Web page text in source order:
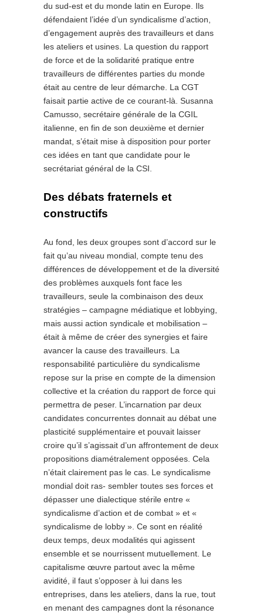
du sud-est et du monde latin en Europe. Ils
défendaient l’idée d’un syndicalisme d’action,
d’engagement auprès des travailleurs et dans
les ateliers et usines. La question du rapport
de force et de la solidarité pratique entre
travailleurs de différentes parties du monde
était au centre de leur démarche. La CGT
faisait partie active de ce courant-là. Susanna
Camusso, secrétaire générale de la CGIL
italienne, en fin de son deuxième et dernier
mandat, s’était mise à disposition pour porter
ces idées en tant que candidate pour le
secrétariat général de la CSI.
Des débats fraternels et
constructifs
Au fond, les deux groupes sont d’accord sur le
fait qu’au niveau mondial, compte tenu des
différences de développement et de la diversité
des problèmes auxquels font face les
travailleurs, seule la combinaison des deux
stratégies – campagne médiatique et lobbying,
mais aussi action syndicale et mobilisation –
était à même de créer des synergies et faire
avancer la cause des travailleurs. La
responsabilité particulière du syndicalisme
repose sur la prise en compte de la dimension
collective et la création du rapport de force qui
permettra de peser. L’incarnation par deux
candidates concurrentes donnait au débat une
plasticité supplémentaire et pouvait laisser
croire qu’il s’agissait d’un affrontement de deux
propositions diamétralement opposées. Cela
n’était clairement pas le cas. Le syndicalisme
mondial doit ras- sembler toutes ses forces et
dépasser une dialectique stérile entre «
syndicalisme d’action et de combat » et «
syndicalisme de lobby ». Ce sont en réalité
deux temps, deux modalités qui agissent
ensemble et se nourrissent mutuellement. Le
capitalisme œuvre partout avec la même
avidité, il faut s’opposer à lui dans les
entreprises, dans les ateliers, dans la rue, tout
en menant des campagnes dont la résonance